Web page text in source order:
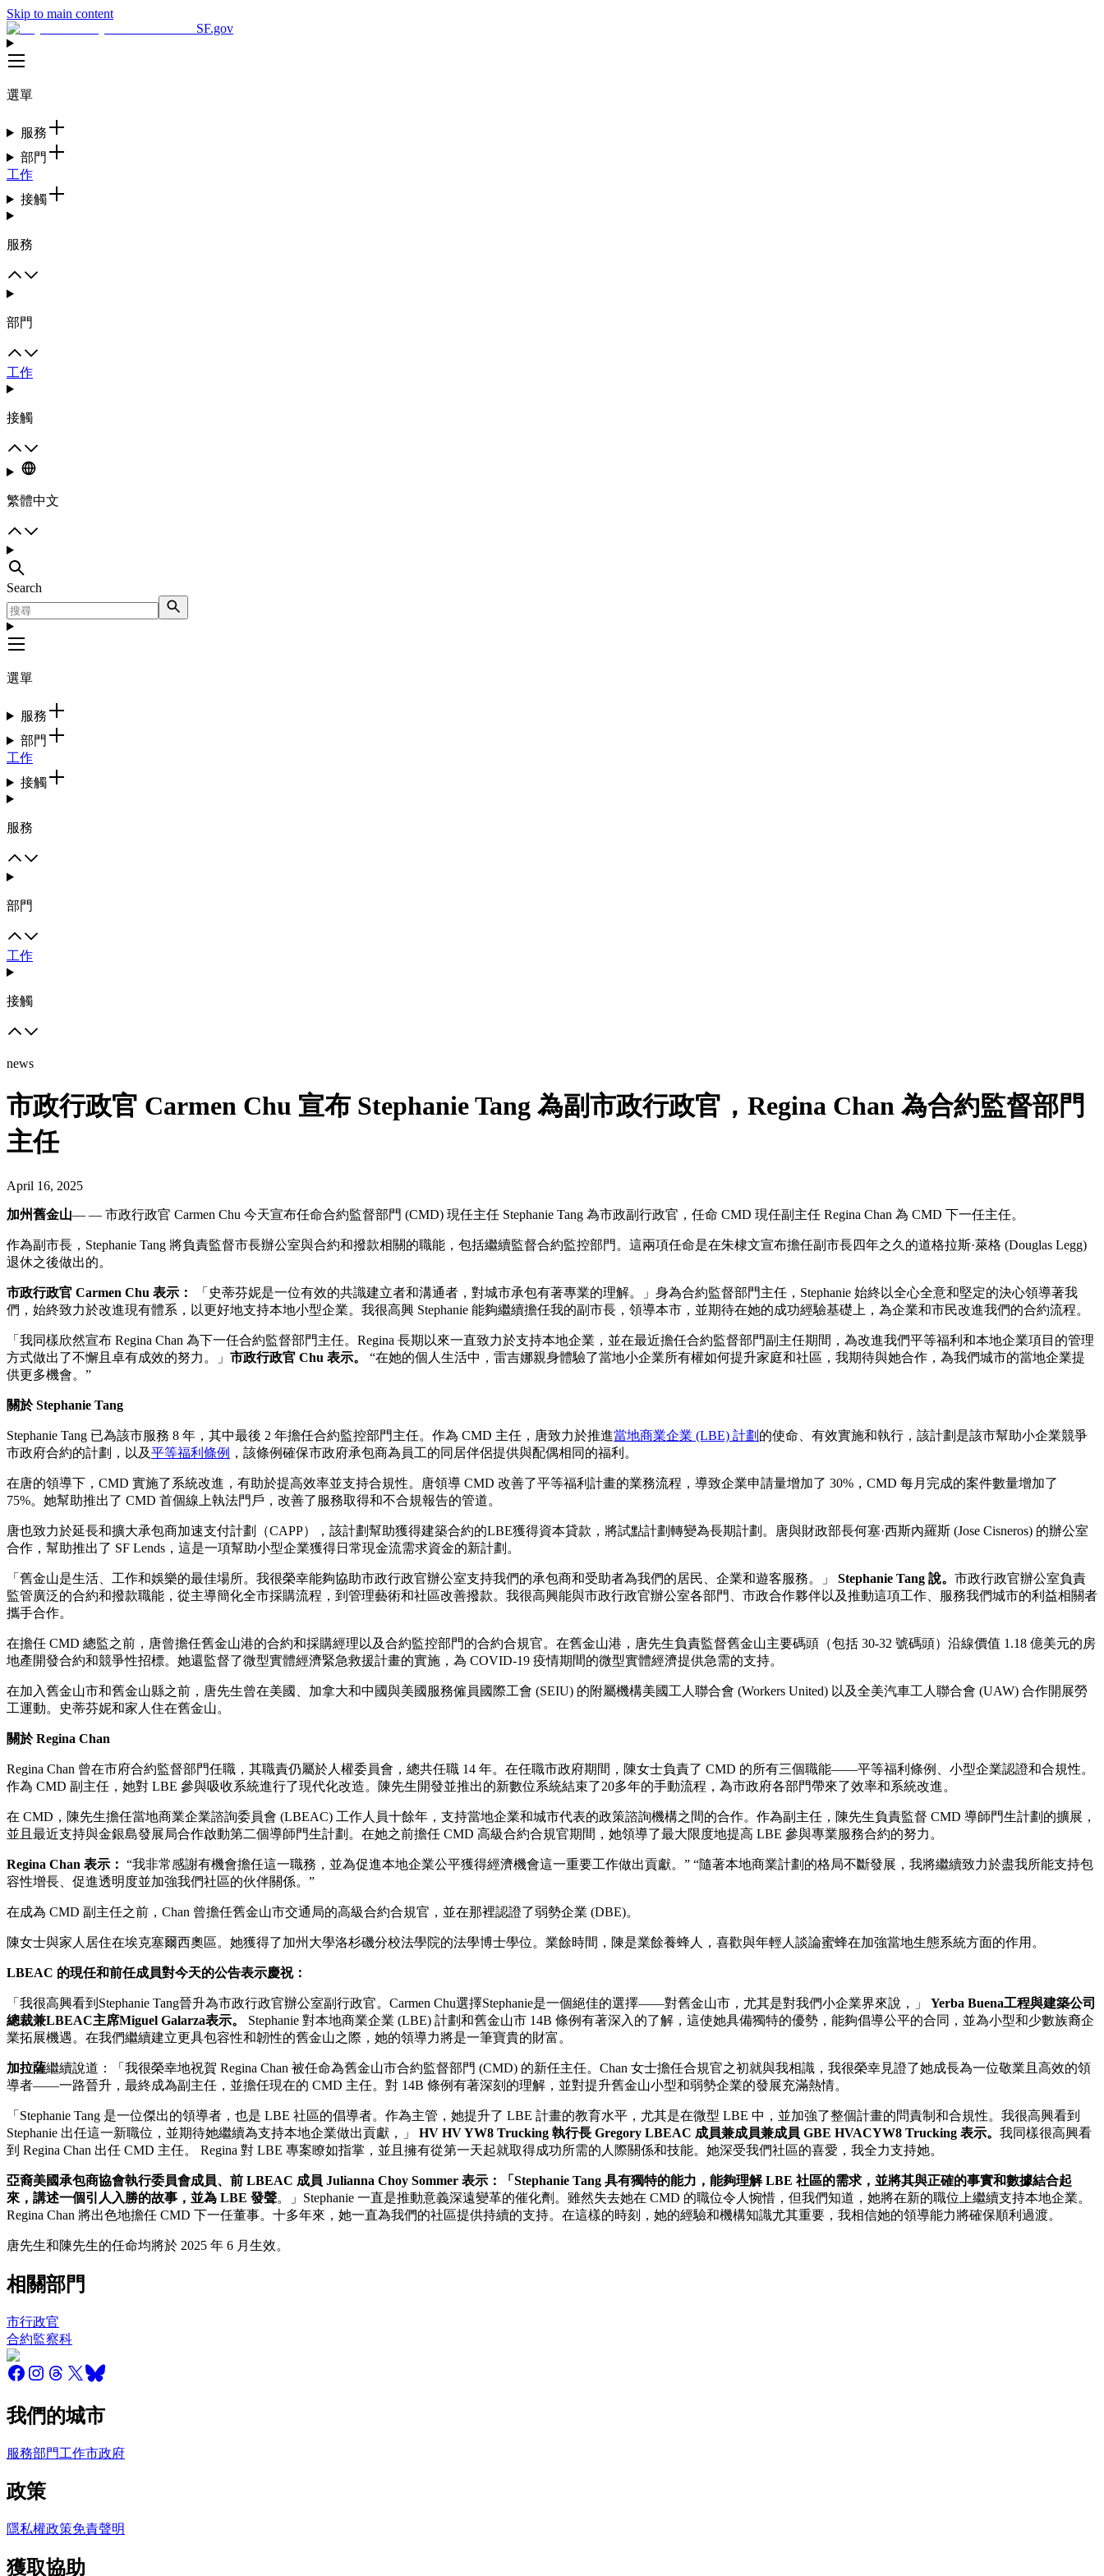
Skip to main content
SF.gov
選單
服務
部門
工作
接觸
服務
部門
工作
接觸
繁體中文
Search
選單
服務
部門
工作
接觸
服務
部門
工作
接觸
news
市政行政官 Carmen Chu 宣布 Stephanie Tang 為副市政行政官，Regina Chan 為合約監督部門
主任
April 16, 2025
加州舊金山— — 市政行政官 Carmen Chu 今天宣布任命合約監督部門 (CMD) 現任主任 Stephanie Tang 為市政副行政官，任命 CMD 現任副主任 Regina Chan 為 CMD 下一任主任。
作為副市長，Stephanie Tang 將負責監督市長辦公室與合約和撥款相關的職能，包括繼續監督合約監控部門。這兩項任命是在朱棣文宣布擔任副市長四年之久的道格拉斯·萊格 (Douglas Legg)
退休之後做出的。
市政行政官 Carmen Chu 表示：
「史蒂芬妮是一位有效的共識建立者和溝通者，對城市承包有著專業的理解。」身為合約監督部門主任，Stephanie 始終以全心全意和堅定的決心領導著我
們，始終致力於改進現有體系，以更好地支持本地小型企業。我很高興 Stephanie 能夠繼續擔任我的副市長，領導本市，並期待在她的成功經驗基礎上，為企業和市民改進我們的合約流程。
「我同樣欣然宣布 Regina Chan 為下一任合約監督部門主任。Regina 長期以來一直致力於支持本地企業，並在最近擔任合約監督部門副主任期間，為改進我們平等福利和本地企業項目的管理
方式做出了不懈且卓有成效的努力。」 市政行政官 Chu 表示。
“在她的個人生活中，雷吉娜親身體驗了當地小企業所有權如何提升家庭和社區，我期待與她合作，為我們城市的當地企業提
供更多機會。”
關於 Stephanie Tang
Stephanie Tang 已為該市服務 8 年，其中最後 2 年擔任合約監控部門主任。作為 CMD 主任，唐致力於推進當地商業企業 (LBE) 計劃 的使命、有效實施和執行，該計劃是該市幫助小企業競爭
市政府合約的計劃，以及平等福利條例 ，該條例確保市政府承包商為員工的同居伴侶提供與配偶相同的福利。
在唐的領導下，CMD 實施了系統改進，有助於提高效率並支持合規性。唐領導 CMD 改善了平等福利計畫的業務流程，導致企業申請量增加了 30%，CMD 每月完成的案件數量增加了
75%。她幫助推出了 CMD 首個線上執法門戶，改善了服務取得和不合規報告的管道。
唐也致力於延長和擴大承包商加速支付計劃（CAPP），該計劃幫助獲得建築合約的LBE獲得資本貸款，將試點計劃轉變為長期計劃。唐與財政部長何塞·西斯內羅斯 (Jose Cisneros) 的辦公室
合作，幫助推出了 SF Lends，這是一項幫助小型企業獲得日常現金流需求資金的新計劃。
「舊金山是生活、工作和娛樂的最佳場所。我很榮幸能夠協助市政行政官辦公室支持我們的承包商和受助者為我們的居民、企業和遊客服務。」 Stephanie Tang 說。 市政行政官辦公室負責
監管廣泛的合約和撥款職能，從主導簡化全市採購流程，到管理藝術和社區改善撥款。我很高興能與市政行政官辦公室各部門、市政合作夥伴以及推動這項工作、服務我們城市的利益相關者
攜手合作。
在擔任 CMD 總監之前，唐曾擔任舊金山港的合約和採購經理以及合約監控部門的合約合規官。在舊金山港，唐先生負責監督舊金山主要碼頭（包括 30-32 號碼頭）沿線價值 1.18 億美元的房
地產開發合約和競爭性招標。她還監督了微型實體經濟緊急救援計畫的實施，為 COVID-19 疫情期間的微型實體經濟提供急需的支持。
在加入舊金山市和舊金山縣之前，唐先生曾在美國、加拿大和中國與美國服務僱員國際工會 (SEIU) 的附屬機構美國工人聯合會 (Workers United) 以及全美汽車工人聯合會 (UAW) 合作開展勞
工運動。史蒂芬妮和家人住在舊金山。
關於 Regina Chan
Regina Chan 曾在市府合約監督部門任職，其職責仍屬於人權委員會，總共任職 14 年。在任職市政府期間，陳女士負責了 CMD 的所有三個職能——平等福利條例、小型企業認證和合規性。
作為 CMD 副主任，她對 LBE 參與吸收系統進行了現代化改造。陳先生開發並推出的新數位系統結束了20多年的手動流程，為市政府各部門帶來了效率和系統改進。
在 CMD，陳先生擔任當地商業企業諮詢委員會 (LBEAC) 工作人員十餘年，支持當地企業和城市代表的政策諮詢機構之間的合作。作為副主任，陳先生負責監督 CMD 導師門生計劃的擴展，
並且最近支持與金銀島發展局合作啟動第二個導師門生計劃。在她之前擔任 CMD 高級合約合規官期間，她領導了最大限度地提高 LBE 參與專業服務合約的努力。
Regina Chan 表示： “我非常感謝有機會擔任這一職務，並為促進本地企業公平獲得經濟機會這一重要工作做出貢獻。” “隨著本地商業計劃的格局不斷發展，我將繼續致力於盡我所能支持包
容性增長、促進透明度並加強我們社區的伙伴關係。”
在成為 CMD 副主任之前，Chan 曾擔任舊金山市交通局的高級合約合規官，並在那裡認證了弱勢企業 (DBE)。
陳女士與家人居住在埃克塞爾西奧區。她獲得了加州大學洛杉磯分校法學院的法學博士學位。業餘時間，陳是業餘養蜂人，喜歡與年輕人談論蜜蜂在加強當地生態系統方面的作用。
LBEAC 的現任和前任成員對今天的公告表示慶祝：
「我很高興看到Stephanie Tang晉升為市政行政官辦公室副行政官。Carmen Chu選擇Stephanie是一個絕佳的選擇——對舊金山市，尤其是對我們小企業界來說，」 Yerba Buena工程與建築公司
總裁兼LBEAC主席Miguel Galarza表示。
Stephanie 對本地商業企業 (LBE) 計劃和舊金山市 14B 條例有著深入的了解，這使她具備獨特的優勢，能夠倡導公平的合同，並為小型和少數族裔企
業拓展機遇。在我們繼續建立更具包容性和韌性的舊金山之際，她的領導力將是一筆寶貴的財富。
加拉薩繼續說道：「我很榮幸地祝賀 Regina Chan 被任命為舊金山市合約監督部門 (CMD) 的新任主任。Chan 女士擔任合規官之初就與我相識，我很榮幸見證了她成長為一位敬業且高效的領
導者——一路晉升，最終成為副主任，並擔任現在的 CMD 主任。對 14B 條例有著深刻的理解，並對提升舊金山小型和弱勢企業的發展充滿熱情。
「Stephanie Tang 是一位傑出的領導者，也是 LBE 社區的倡導者。作為主管，她提升了 LBE 計畫的教育水平，尤其是在微型 LBE 中，並加強了整個計畫的問責制和合規性。我很高興看到
Stephanie 出任這一新職位，並期待她繼續為支持本地企業做出貢獻，」 HV HV YW8 Trucking 執行長 Gregory LBEAC 成員兼成員兼成員 GBE HVACYW8 Trucking 表示。 我同樣很高興看
到 Regina Chan 出任 CMD 主任。 Regina 對 LBE 專案瞭如指掌，並且擁有從第一天起就取得成功所需的人際關係和技能。她深受我們社區的喜愛，我全力支持她。
亞裔美國承包商協會執行委員會成員、前 LBEAC 成員 Julianna Choy Sommer 表示：「Stephanie Tang 具有獨特的能力，能夠理解 LBE 社區的需求，並將其與正確的事實和數據結合起
來，講述一個引人入勝的故事，並為 LBE 發聲。」Stephanie 一直是推動意義深遠變革的催化劑。雖然失去她在 CMD 的職位令人惋惜，但我們知道，她將在新的職位上繼續支持本地企業。
Regina Chan 將出色地擔任 CMD 下一任董事。十多年來，她一直為我們的社區提供持續的支持。在這樣的時刻，她的經驗和機構知識尤其重要，我相信她的領導能力將確保順利過渡。
唐先生和陳先生的任命均將於 2025 年 6 月生效。
相關部門
市行政官
合約監察科
我們的城市
服務部門工作市政府
政策
隱私權政策免責聲明
獲取協助